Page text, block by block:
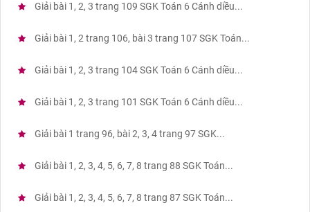
Giải bài 1, 2, 3 trang 109 SGK Toán 6 Cánh diều...
Giải bài 1, 2 trang 106, bài 3 trang 107 SGK Toán...
Giải bài 1, 2, 3 trang 104 SGK Toán 6 Cánh diều...
Giải bài 1, 2, 3 trang 101 SGK Toán 6 Cánh diều...
Giải bài 1 trang 96, bài 2, 3, 4 trang 97 SGK...
Giải bài 1, 2, 3, 4, 5, 6, 7, 8 trang 88 SGK Toán...
Giải bài 1, 2, 3, 4, 5, 6, 7, 8 trang 87 SGK Toán...